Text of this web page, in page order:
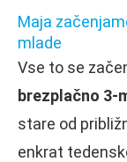
Maja
mlade
Vse to se
brezplačno 3-
stare od
enkrat